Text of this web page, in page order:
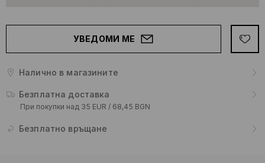
УВЕДОМИ МЕ
Налично в магазините
Безплатна доставка
При покупки над 35 EUR / 68,45 BGN
Безплатно връщане